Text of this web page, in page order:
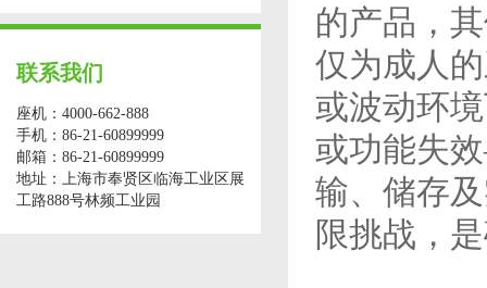
联系我们
座机：4000-662-888
手机：86-21-60899999
邮箱：86-21-60899999
地址：上海市奉贤区临海工业区展
工路888号林频工业园
的产品，
仅为成人
或波动环
或功能失
输、储存
限挑战，